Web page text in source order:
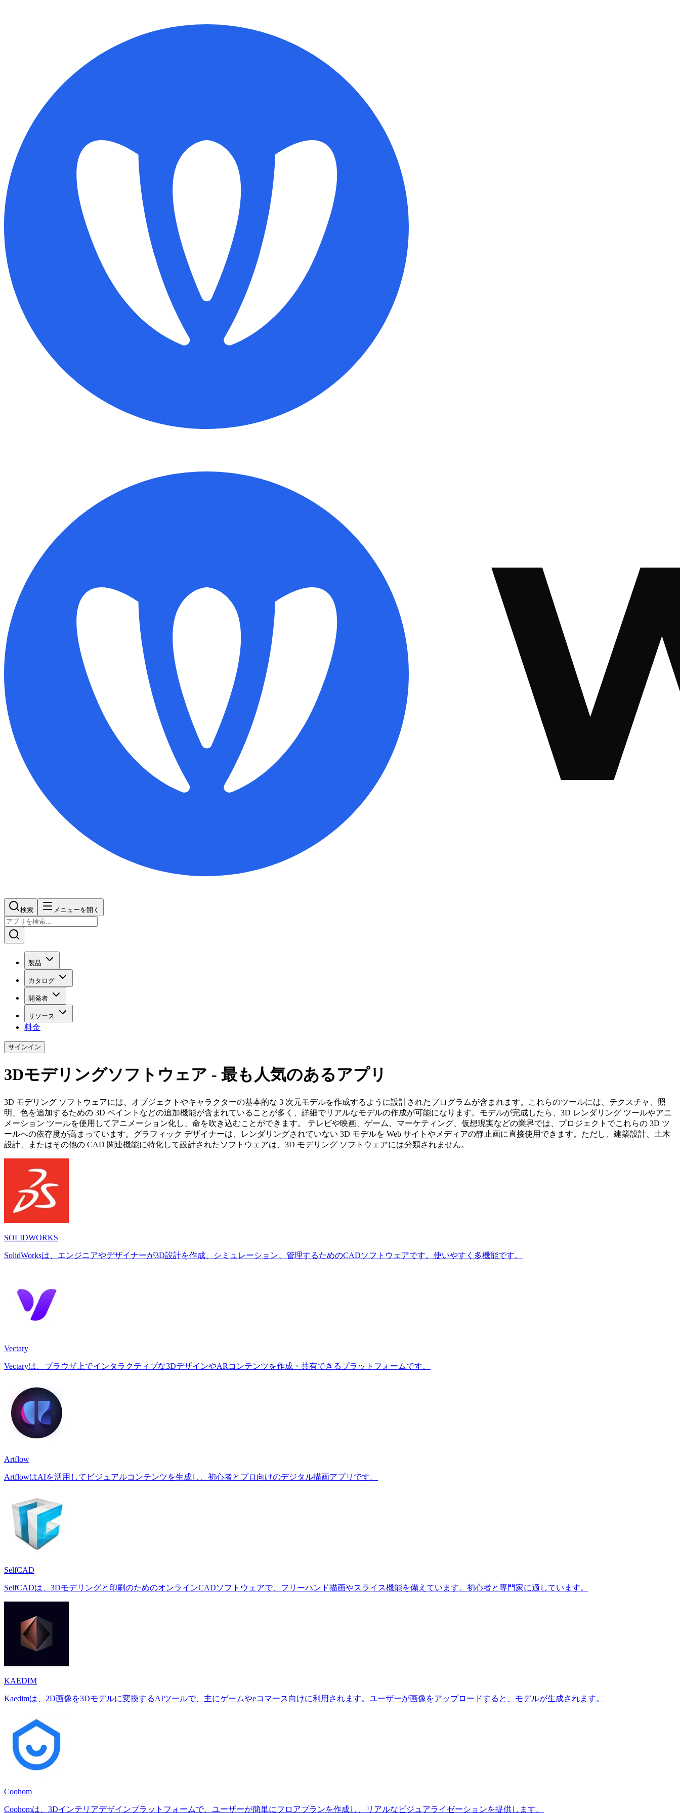
検索 メニューを開く
製品
カタログ
開発者
リソース
料金
サインイン
3Dモデリングソフトウェア - 最も人気のあるアプリ
3D モデリング ソフトウェアには、オブジェクトやキャラクターの基本的な 3 次元モデルを作成するように設計されたプログラムが含まれます。これらのツールには、テクスチャ、照
明、色を追加するための 3D ペイントなどの追加機能が含まれていることが多く、詳細でリアルなモデルの作成が可能になります。モデルが完成したら、3D レンダリング ツールやアニ
メーション ツールを使用してアニメーション化し、命を吹き込むことができます。 テレビや映画、ゲーム、マーケティング、仮想現実などの業界では、プロジェクトでこれらの 3D ツ
ールへの依存度が高まっています。グラフィック デザイナーは、レンダリングされていない 3D モデルを Web サイトやメディアの静止画に直接使用できます。ただし、建築設計、土木
設計、またはその他の CAD 関連機能に特化して設計されたソフトウェアは、3D モデリング ソフトウェアには分類されません。
SOLIDWORKS
SolidWorksは、エンジニアやデザイナーが3D設計を作成、シミュレーション、管理するためのCADソフトウェアです。使いやすく多機能です。
Vectary
Vectaryは、ブラウザ上でインタラクティブな3DデザインやARコンテンツを作成・共有できるプラットフォームです。
Artflow
ArtflowはAIを活用してビジュアルコンテンツを生成し、初心者とプロ向けのデジタル描画アプリです。
SelfCAD
SelfCADは、3Dモデリングと印刷のためのオンラインCADソフトウェアで、フリーハンド描画やスライス機能を備えています。初心者と専門家に適しています。
KAEDIM
Kaedimは、2D画像を3Dモデルに変換するAIツールで、主にゲームやeコマース向けに利用されます。ユーザーが画像をアップロードすると、モデルが生成されます。
Coohom
Coohomは、3Dインテリアデザインプラットフォームで、ユーザーが簡単にフロアプランを作成し、リアルなビジュアライゼーションを提供します。